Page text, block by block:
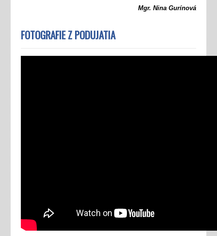
Mgr. Nina Gurínová
FOTOGRAFIE Z PODUJATIA